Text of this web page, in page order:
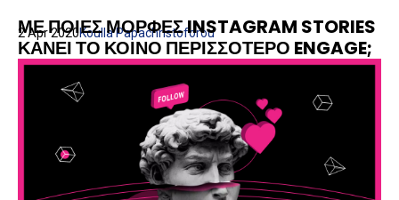
ΜΕ ΠΟΙΕΣ ΜΟΡΦΕΣ INSTAGRAM STORIES
ΚΑΝΕΙ ΤΟ ΚΟΙΝΟ ΠΕΡΙΣΣΟΤΕΡΟ ENGAGE;
2 Apr 2020Koulla Papachristoforou